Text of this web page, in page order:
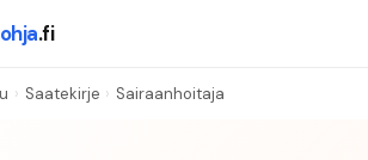
.fi
› Saatekirje › Sairaanhoitaja